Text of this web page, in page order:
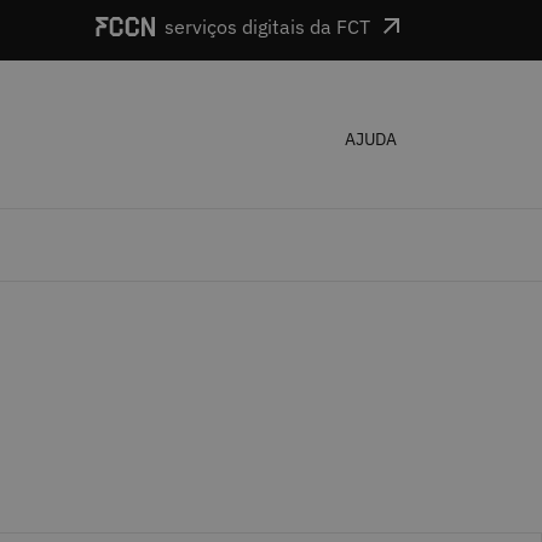
serviços digitais da FCT
AJUDA